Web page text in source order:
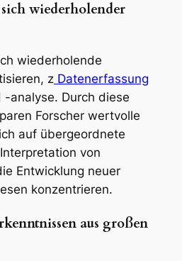
wiederholender
wiederholende
zDatenerfassung
analyse. Durch diese
Forscher wertvolle
auf übergeordnete
von
Entwicklung neuer
konzentrieren.
aus großen